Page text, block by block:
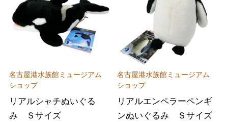
名古屋港水族館ミュージアム
ショップ
リアルシャチぬいぐる
み Ｓサイズ
名古屋港水族館ミュージアム
ショップ
リアルエンペラーペンギ
ンぬいぐるみ Ｓサイズ